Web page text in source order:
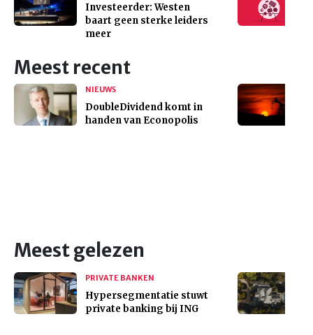
Investeerder: Westen
baart geen sterke leiders
meer
Meest recent
NIEUWS
DoubleDividend komt in
handen van Econopolis
Meest gelezen
PRIVATE BANKEN
Hypersegmentatie stuwt
private banking bij ING